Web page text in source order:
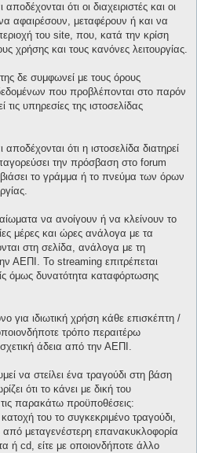
ότι οι διαχειριστές και οι
αφαιρέσουν, μεταφέρουν ή και να
του site, που, κατά την κρίση
χρήσης και τους κανόνες λειτουργίας.
δε συμφωνεί με τους όρους
που προβλέπονται στο παρόν
τις υπηρεσίες της ιστοσελίδας
ότι η ιστοσελίδα διατηρεί
την πρόσβαση στο forum
το γράμμα ή το πνεύμα των όρων
να ανοίγουν ή να κλείνουν το
μέρες και ώρες ανάλογα με τα
στη σελίδα, ανάλογα με τη
ΑΕΠΙ. Το streaming επιτρέπεται
όμως δυνατότητα καταφόρτωσης
για ιδιωτική χρήση κάθε επισκέπτη /
τρόπο περαιτέρω
άδεια από την ΑΕΠΙ.
να στείλει ένα τραγούδι στη βάση
ότι το κάνει με δική του
παρακάτω προϋποθέσεις:
του το συγκεκριμένο τραγούδι,
από μεταγενέστερη επανακυκλοφορία
ή cd, είτε με οποιονδήποτε άλλο